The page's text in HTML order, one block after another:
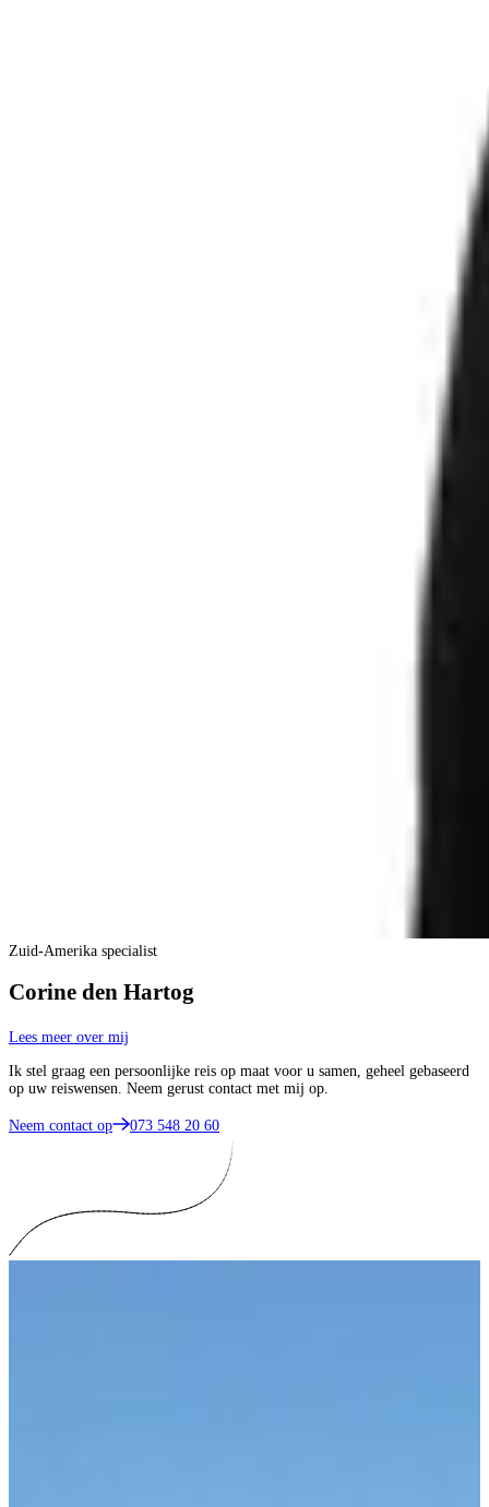
Zuid-Amerika specialist
Corine den Hartog
Lees meer over mij
Ik stel graag een persoonlijke reis op maat voor u samen, geheel gebaseerd
op uw reiswensen. Neem gerust contact met mij op.
Neem contact op 073 548 20 60